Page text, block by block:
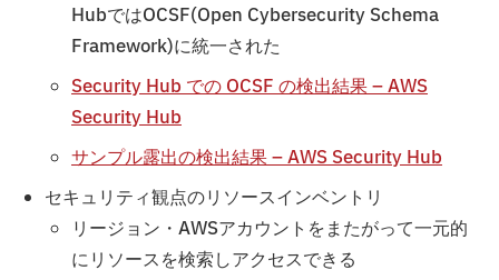
HubではOCSF(Open Cybersecurity Schema
Framework)に統一された
Security Hub での OCSF の検出結果 – AWS
Security Hub
サンプル露出の検出結果 – AWS Security Hub
セキュリティ観点のリソースインベントリ
リージョン・AWSアカウントをまたがって一元的
にリソースを検索しアクセスできる